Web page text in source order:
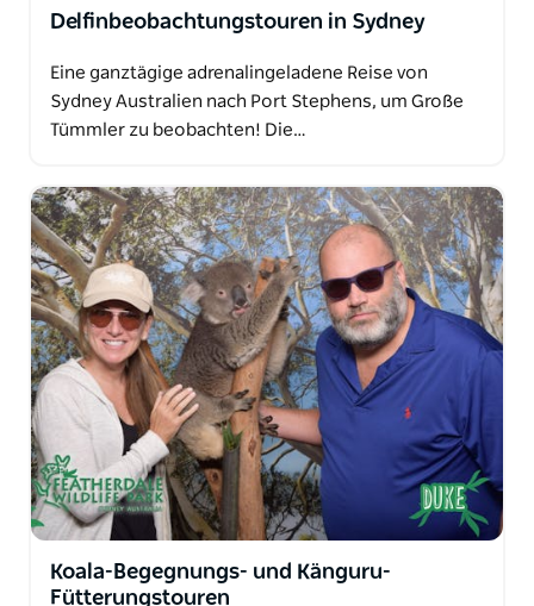
Delfinbeobachtungstouren in Sydney
Eine ganztägige adrenalingeladene Reise von
Sydney Australien nach Port Stephens, um Große
Tümmler zu beobachten! Die…
Koala-Begegnungs- und Känguru-
Fütterungstouren